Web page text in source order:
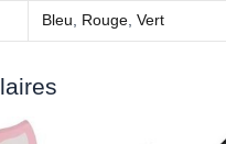
Bleu, Rouge,Vert